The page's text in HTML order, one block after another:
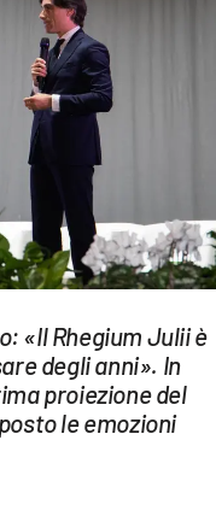
«Il Rhegium Julii è
degli anni». In
proiezione del
le emozioni